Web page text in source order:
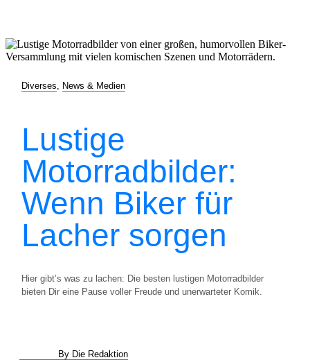
Diverses News & Medien
Lustige
Motorradbilder:
Wenn Biker für
Lacher sorgen
Hier gibt’s was zu lachen: Die besten lustigen Motorradbilder
bieten Dir eine Pause voller Freude und unerwarteter Komik.
By Die Redaktion